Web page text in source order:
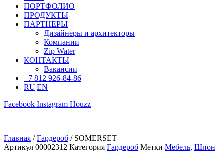
ПОРТФОЛИО
ПРОДУКТЫ
ПАРТНЕРЫ
Дизайнеры и архитекторы
Компании
Zip Water
КОНТАКТЫ
Вакансии
+7 812 926-84-86
RU|EN
Facebook Instagram Houzz
Главная /Гардероб / SOMERSET
Артикул 00002312 Категория Гардероб Метки Мебель, Шпон